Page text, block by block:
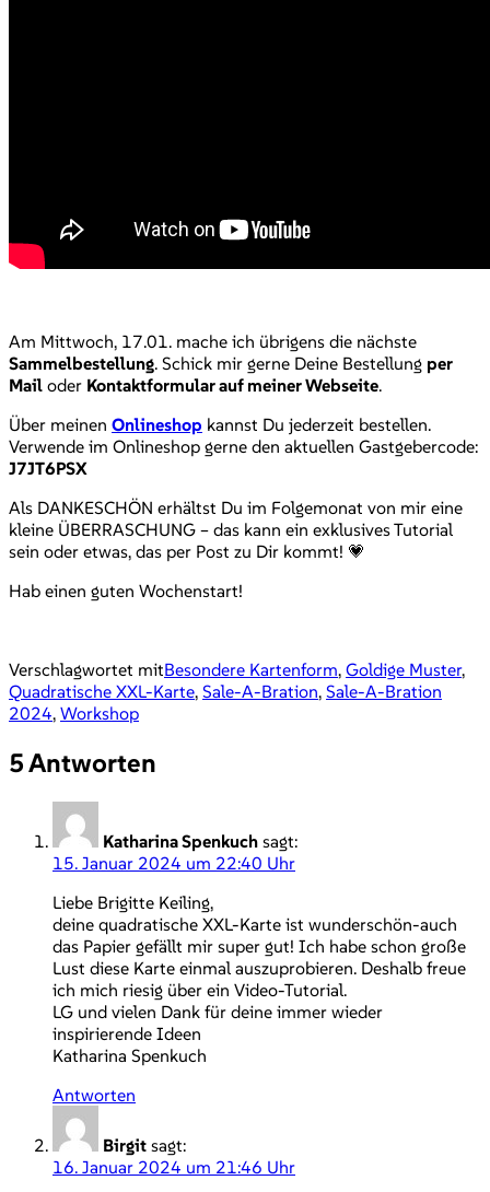
Am Mittwoch, 17.01. mache ich übrigens die nächste
Sammelbestellung. Schick mir gerne Deine Bestellung per
Mail oder Kontaktformular auf meiner Webseite.
Über meinen Onlineshop kannst Du jederzeit bestellen.
Verwende im Onlineshop gerne den aktuellen Gastgebercode:
J7JT6PSX
Als DANKESCHÖN erhältst Du im Folgemonat von mir eine
kleine ÜBERRASCHUNG – das kann ein exklusives Tutorial
sein oder etwas, das per Post zu Dir kommt! 💗
Hab einen guten Wochenstart!
Verschlagwortet mitBesondere Kartenform, Goldige Muster,
Quadratische XXL-Karte, Sale-A-Bration, Sale-A-Bration
2024, Workshop
5 Antworten
Katharina Spenkuch sagt:
15. Januar 2024 um 22:40 Uhr
Liebe Brigitte Keiling,
deine quadratische XXL-Karte ist wunderschön-auch
das Papier gefällt mir super gut! Ich habe schon große
Lust diese Karte einmal auszuprobieren. Deshalb freue
ich mich riesig über ein Video-Tutorial.
LG und vielen Dank für deine immer wieder
inspirierende Ideen
Katharina Spenkuch
Antworten
Birgit sagt:
16. Januar 2024 um 21:46 Uhr